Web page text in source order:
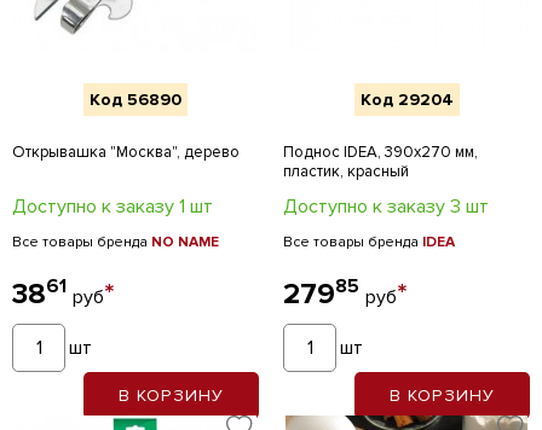
Код 56890
Открывашка "Москва", дерево
Доступно к заказу 1 шт
Все товары бренда NO NAME
3861 руб*
шт
В КОРЗИНУ
Код 29204
Поднос IDEA, 390х270 мм,
пластик, красный
Доступно к заказу 3 шт
Все товары бренда IDEA
27985 руб*
шт
В КОРЗИНУ